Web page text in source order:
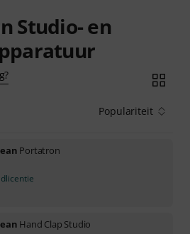
Studio- en
Populariteit
Portatron
Hand Clap Studio